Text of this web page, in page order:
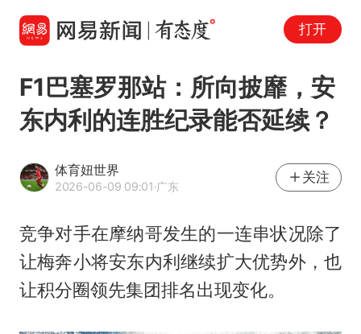
打开
F1巴塞罗那站：所向披靡，安
东内利的连胜纪录能否延续？
体育妞世界
2026-06-09 09:01·广东
关注
竞争对手在摩纳哥发生的一连串状况除了
让梅奔小将安东内利继续扩大优势外，也
让积分圈领先集团排名出现变化。